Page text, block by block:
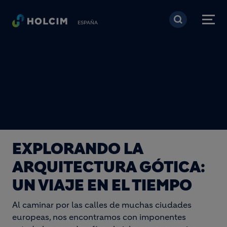
Pasar al contenido
ESPAÑA
EXPLORANDO LA
ARQUITECTURA GÓTICA:
UN VIAJE EN EL TIEMPO
Al caminar por las calles de muchas ciudades
europeas, nos encontramos con imponentes